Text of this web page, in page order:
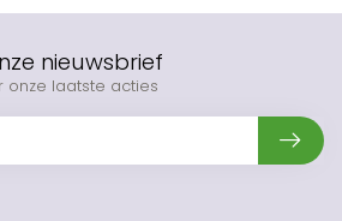
nieuwsbrief
onze laatste acties